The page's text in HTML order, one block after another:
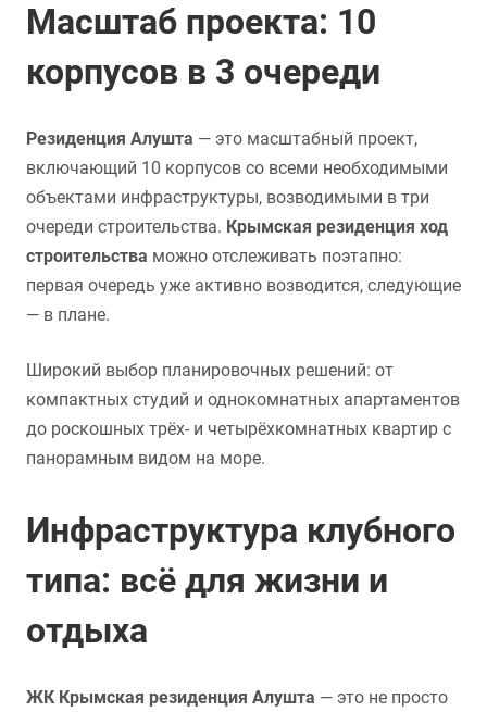
Масштаб проекта: 10
корпусов в 3 очереди
Резиденция Алушта — это масштабный проект,
включающий 10 корпусов со всеми необходимыми
объектами инфраструктуры, возводимыми в три
очереди строительства. Крымская резиденция ход
строительства можно отслеживать поэтапно:
первая очередь уже активно возводится, следующие
— в плане.
Широкий выбор планировочных решений: от
компактных студий и однокомнатных апартаментов
до роскошных трёх- и четырёхкомнатных квартир с
панорамным видом на море.
Инфраструктура клубного
типа: всё для жизни и
отдыха
ЖК Крымская резиденция Алушта — это не просто